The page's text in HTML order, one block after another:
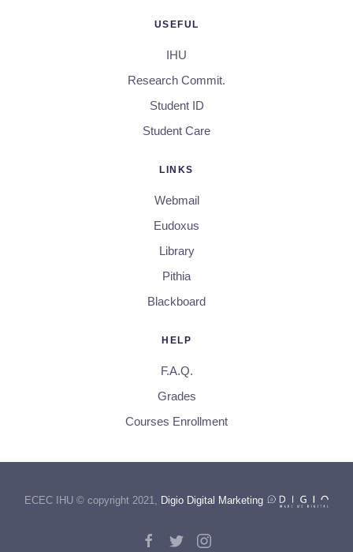
USEFUL
IHU
Research Commit.
Student ID
Student Care
LINKS
Webmail
Eudoxus
Library
Pithia
Blackboard
HELP
F.A.Q.
Grades
Courses Enrollment
ECEC IHU © copyright 2021, Digio Digital Marketing